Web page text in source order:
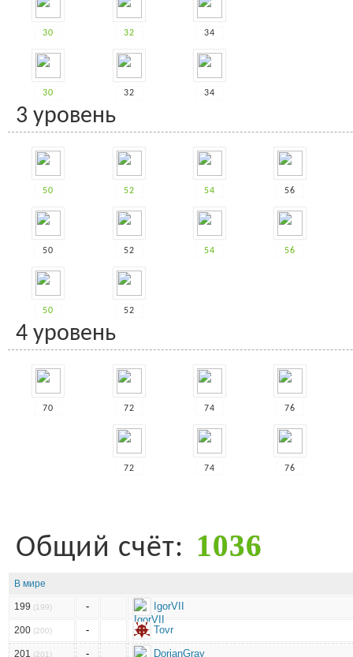
30 32 34
30 32 34
3 уровень
50 52 54 56
50 52 54 56
50 52
4 уровень
70 72 74 76
72 74 76
Общий счёт: 1036
В мире
199 (199) - IgorVII
200 (200) - Tovr
201 (201) - DorianGray